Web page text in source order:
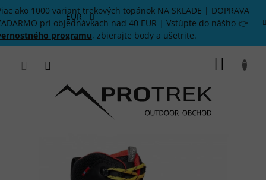
Prejsť
na
obsah
ako 1000 variant trekových topánok NA SKLADE | DOPRAVA
pri objednávkach nad 40 EUR | Vstúpte do nášho 👉
programu, zbierajte body a ušetrite.
EUR